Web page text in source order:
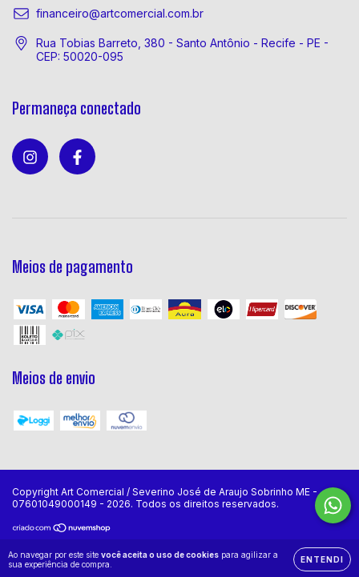
Ao navegar por este site você aceita o uso de cookies para agilizar a
sua experiência de compra.
ENTENDI
financeiro@artcomercial.com.br
Rua Tobias Barreto, 380 - Santo Antônio - Recife - PE -
CEP: 50020-095
Permaneça conectado
Meios de pagamento
Meios de envio
Copyright Art Comercial / Severino José de Araujo Sobrinho ME -
07601049000149 - 2026. Todos os direitos reservados.